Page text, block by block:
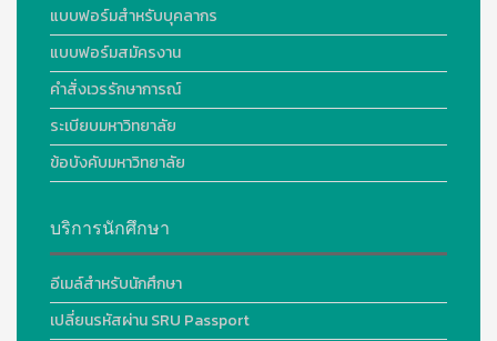
แบบฟอร์มสำหรับบุคลากร
แบบฟอร์มสมัครงาน
คำสั่งเวรรักษาการณ์
ระเบียบมหาวิทยาลัย
ข้อบังคับมหาวิทยาลัย
บริการนักศึกษา
อีเมล์สำหรับนักศึกษา
เปลี่ยนรหัสผ่าน SRU Passport